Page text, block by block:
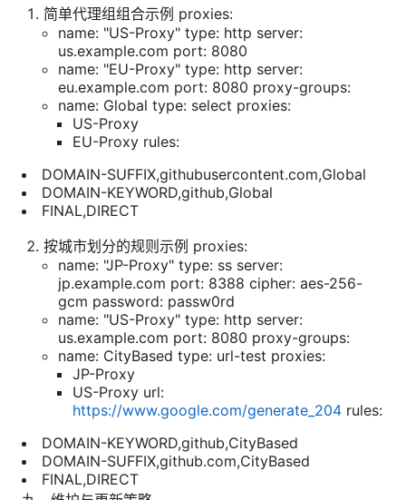
简单代理组组合示例 proxies:
name: "US-Proxy" type: http server:
us.example.com port: 8080
name: "EU-Proxy" type: http server:
eu.example.com port: 8080 proxy-groups:
name: Global type: select proxies:
US-Proxy
EU-Proxy rules:
DOMAIN-SUFFIX,githubusercontent.com,Global
DOMAIN-KEYWORD,github,Global
FINAL,DIRECT
按城市划分的规则示例 proxies:
name: "JP-Proxy" type: ss server:
jp.example.com port: 8388 cipher: aes-256-
gcm password: passw0rd
name: "US-Proxy" type: http server:
us.example.com port: 8080 proxy-groups:
name: CityBased type: url-test proxies:
JP-Proxy
US-Proxy url:
https://www.google.com/generate_204 rules:
DOMAIN-KEYWORD,github,CityBased
DOMAIN-SUFFIX,github.com,CityBased
FINAL,DIRECT